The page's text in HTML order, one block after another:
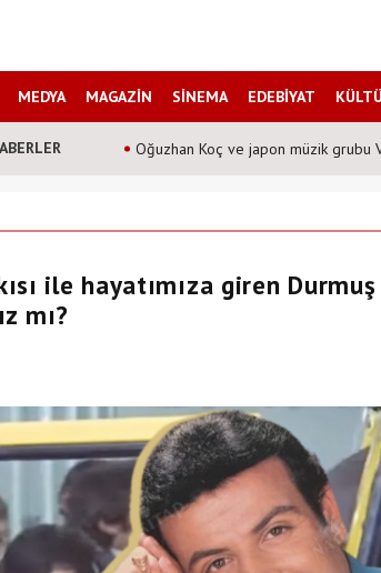
MEDYA MAGAZİN SİNEMA EDEBİYAT
Şafak Sezer'den tiyatroseverlere
ile hayatımıza giren Durmuş
mı?